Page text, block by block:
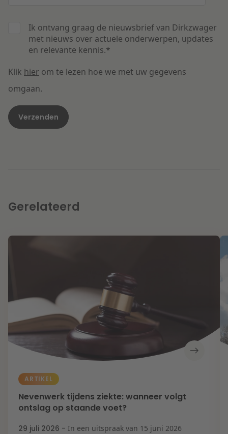
Ik ontvang graag de nieuwsbrief van Dirkzwager
met nieuws over actuele onderwerpen, updates
en relevante kennis.*
Klik hier om te lezen hoe we met uw gegevens
omgaan.
Gerelateerd
ARTIKEL
Nevenwerk tijdens ziekte: wanneer volgt
ontslag op staande voet?
29 juli 2026 - In een uitspraak van 15 juni 2026